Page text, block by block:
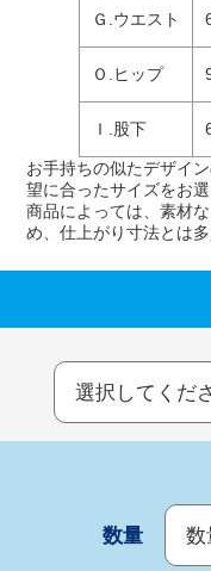
Ｇ.ウエスト
Ｏ.ヒップ
Ｉ.股下
お手持ちの似たデザイ
望に合ったサイズをお選
商品によっては、素材
め、仕上がり寸法とは
数量